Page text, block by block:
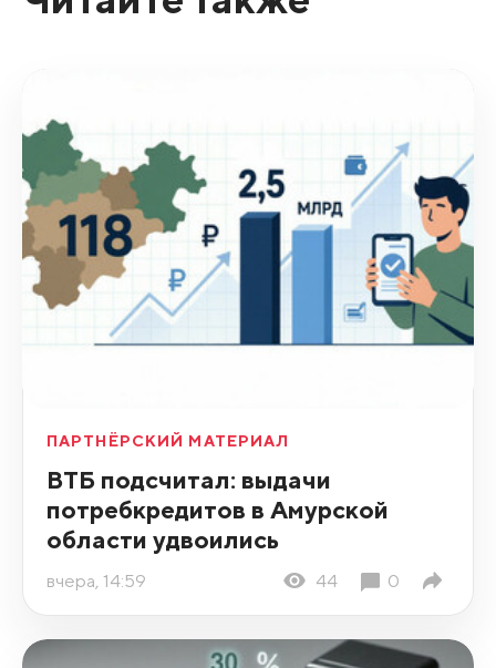
ПАРТНЁРСКИЙ МАТЕРИАЛ
ВТБ подсчитал: выдачи
потребкредитов в Амурской
области удвоились
вчера, 14:59 44 0